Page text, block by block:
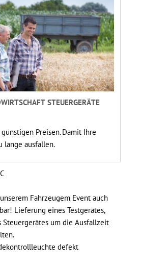
STEUERGERÄTE
Preisen. Damit Ihre
lange ausfallen.
Fahrzeugem Event auch
Lieferung eines Testgerätes,
um die Ausfallzeit
defekt